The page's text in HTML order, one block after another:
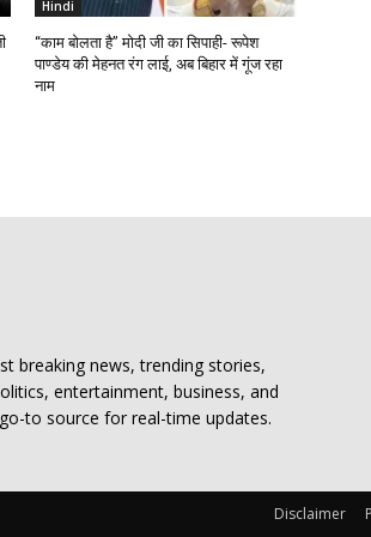
Hindi
“काम बोलता है” मोदी जी का सिपाही- रूपेश
पाण्डेय की मेहनत रंग लाई, अब बिहार में गूंज रहा
नाम
breaking news, trending stories,
entertainment, business, and
to source for real-time updates.
Disclaimer